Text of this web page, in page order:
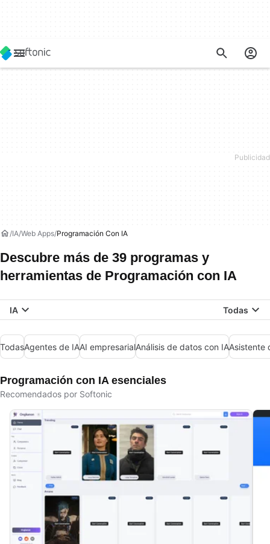
IA Web Apps Programación Con IA
Descubre más de 39 programas y
herramientas de Programación con IA
IA Todas
TodasAgentes de IAAI empresarialAnálisis de datos con IAAsistente
Programación con IA esenciales
Recomendados por Softonic